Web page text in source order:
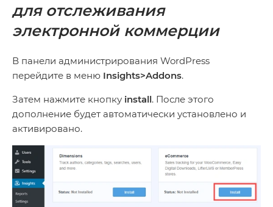
для отслеживания
электронной коммерции
В панели администрирования WordPress
перейдите в меню Insights>Addons.
Затем нажмите кнопку install. После этого
дополнение будет автоматически установлено и
активировано.